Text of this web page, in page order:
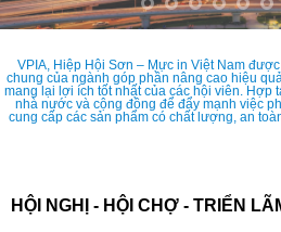
VPIA, Hiệp Hội Sơn – Mực in Việt Nam
chung của ngành góp phần nâng cao hiệu
mang lại lợi ích tốt nhất của các hội viên. Hợp
nhà nước và cộng đồng để đẩy mạnh việc
cung cấp các sản phẩm có chất lượng, an
HỘI NGHỊ - HỘI CHỢ - TRIỂN